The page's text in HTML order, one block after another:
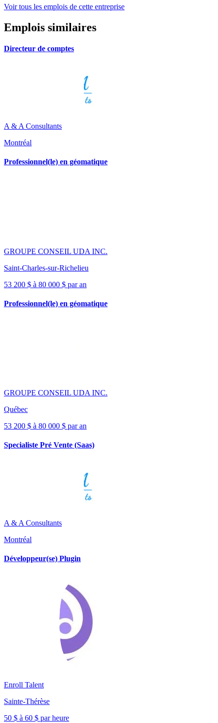
Voir tous les emplois de cette entreprise
Emplois similaires
Directeur de comptes
A & A Consultants
Montréal
Professionnel(le) en géomatique
GROUPE CONSEIL UDA INC.
Saint-Charles-sur-Richelieu
53 200 $ à 80 000 $ par an
Professionnel(le) en géomatique
GROUPE CONSEIL UDA INC.
Québec
53 200 $ à 80 000 $ par an
Specialiste Pré Vente (Saas)
A & A Consultants
Montréal
Développeur(se) Plugin
Enroll Talent
Sainte-Thérèse
50 $ à 60 $ par heure